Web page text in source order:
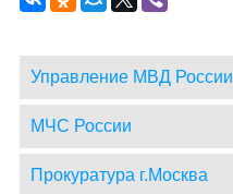
Управление МВД России
МЧС России
Прокуратура г.Москва